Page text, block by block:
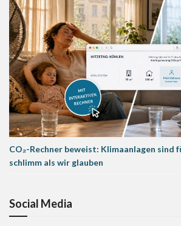
CO₂-Rechner beweist: Klimaanlagen sind
schlimm als wir glauben
Social Media